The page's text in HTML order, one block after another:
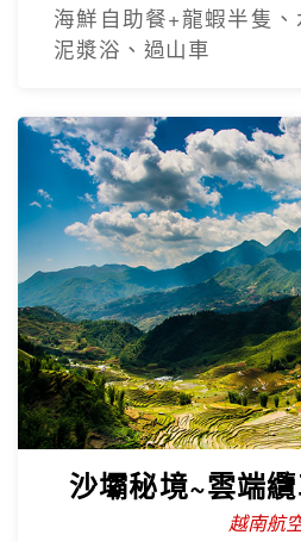
海鮮自助餐+龍蝦半隻
泥漿浴、過山車
沙壩秘境~雲端
越南航